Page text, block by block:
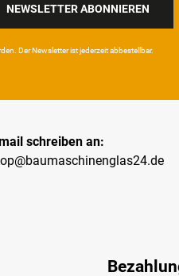
NEWSLETTER ABONNIEREN
Der News­letter ist jeder­zeit ab­bestel­lbar.
schreiben an: